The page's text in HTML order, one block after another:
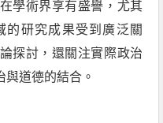
學術界享有盛譽，尤其
的研究成果受到廣泛關
探討，還關注實際政治
道德的結合。